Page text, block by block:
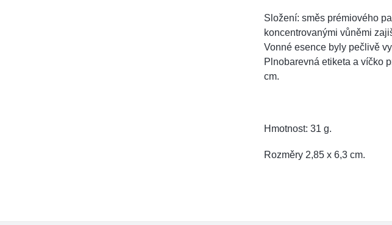
Složení: směs prémiového
koncentrovanými vůněmi
Vonné esence byly pečlivě
Plnobarevná etiketa a víčko
cm.
Hmotnost: 31 g.
Rozměry 2,85 x 6,3 cm.